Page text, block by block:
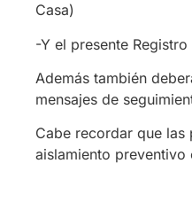
Casa)
-Y el presente
Además también
mensajes de
Cabe recordar que
aislamiento